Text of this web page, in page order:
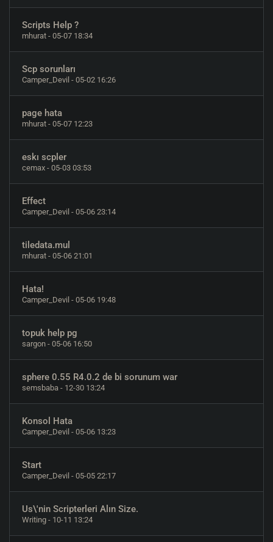
Scripts Help ?
mhurat - 05-07 18:34
Scp sorunları
Camper_Devil - 05-02 16:26
page hata
mhurat - 05-07 12:23
eskı scpler
cemax - 05-03 03:53
Effect
Camper_Devil - 05-06 23:14
tiledata.mul
mhurat - 05-06 21:01
Hata!
Camper_Devil - 05-06 19:48
topuk help pg
sargon - 05-06 16:50
sphere 0.55 R4.0.2 de bi sorunum war
semsbaba - 12-30 13:24
Konsol Hata
Camper_Devil - 05-06 13:23
Start
Camper_Devil - 05-05 22:17
Us\'nin Scripterleri Alın Size.
Writing - 10-11 13:24